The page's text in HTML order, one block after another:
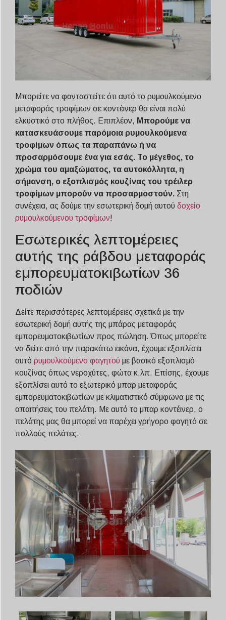
Μπορείτε να φανταστείτε ότι αυτό το ρυμουλκούμενο
μεταφοράς τροφίμων σε κοντέινερ θα είναι πολύ
ελκυστικό στο πλήθος. Επιπλέον, Μπορούμε να
κατασκευάσουμε παρόμοια ρυμουλκούμενα
τροφίμων όπως τα παραπάνω ή να
προσαρμόσουμε ένα για εσάς. Το μέγεθος, το
χρώμα του αμαξώματος, τα αυτοκόλλητα, η
σήμανση, ο εξοπλισμός κουζίνας του τρέιλερ
τροφίμων μπορούν να προσαρμοστούν. Στη
συνέχεια, ας δούμε την εσωτερική δομή αυτού δοχείο
ρυμουλκούμενου τροφίμων!
Εσωτερικές λεπτομέρειες
αυτής της ράβδου μεταφοράς
εμπορευματοκιβωτίων 36
ποδιών
Δείτε περισσότερες λεπτομέρειες σχετικά με την
εσωτερική δομή αυτής της μπάρας μεταφοράς
εμπορευματοκιβωτίων προς πώληση. Όπως μπορείτε
να δείτε από την παρακάτω εικόνα, έχουμε εξοπλίσει
αυτό ρυμουλκούμενο φαγητού με βασικό εξοπλισμό
κουζίνας όπως νεροχύτες, φώτα κ.λπ. Επίσης, έχουμε
εξοπλίσει αυτό το εξωτερικό μπαρ μεταφοράς
εμπορευματοκιβωτίων με κλιματιστικό σύμφωνα με τις
απαιτήσεις του πελάτη. Με αυτό το μπαρ κοντέινερ, ο
πελάτης μας θα μπορεί να παρέχει γρήγορο φαγητό σε
πολλούς πελάτες.